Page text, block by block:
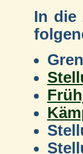
In die